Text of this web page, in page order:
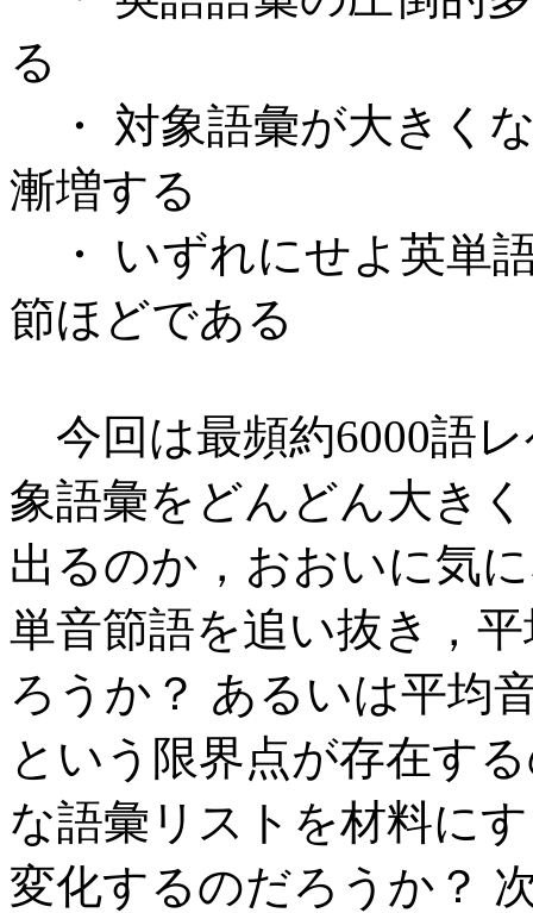
る
・ 対象語彙が大きく
漸増する
・ いずれにせよ英単
節ほどである
今回は最頻約6000語
象語彙をどんどん大き
出るのか，おおいに気
単音節語を追い抜き，
ろうか？ あるいは平均
という限界点が存在す
な語彙リストを材料に
変化するのだろうか？